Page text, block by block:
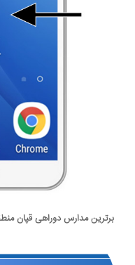
برترین مدارس دوراهی قپان منطقه